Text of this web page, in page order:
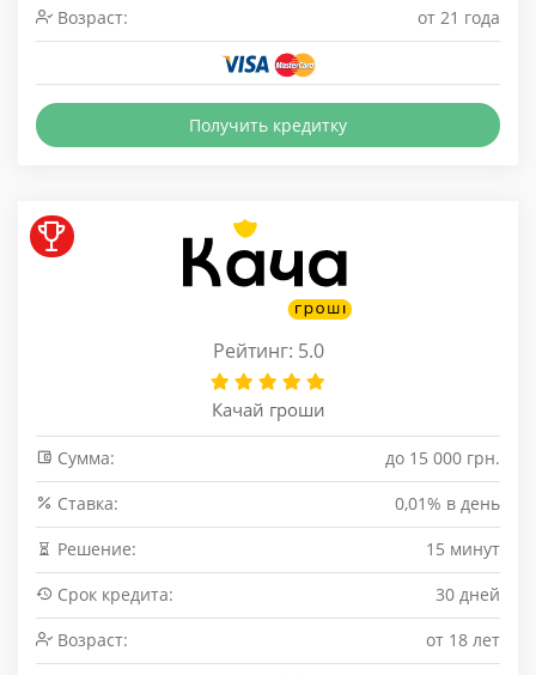
Возраст:
от 21 года
Получить кредитку
Рейтинг: 5.0
Качай гроши
Сумма:
до 15 000 грн.
Cтавка:
0,01% в день
Решение:
15 минут
Срок кредита:
30 дней
Возраст:
от 18 лет